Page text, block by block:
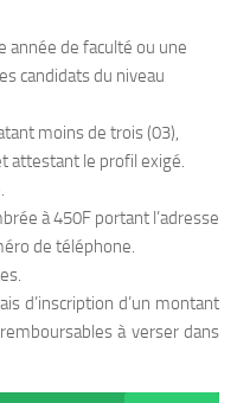
année de faculté ou une
candidats du niveau
moins de trois (03),
attestant le profil exigé.
à 450F portant l’adresse
de téléphone.
d’inscription d’un montant
à verser dans